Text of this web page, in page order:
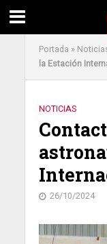
Portada »
la Estación
NOTICIAS
26/10/2024